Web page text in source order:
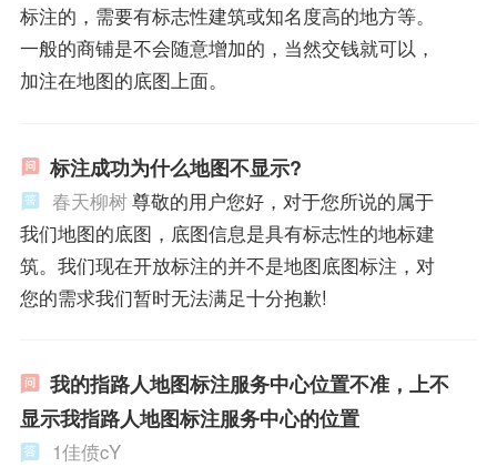
标注的，需要有标志性建筑或知名度高的地方等。
一般的商铺是不会随意增加的，当然交钱就可以，
加注在地图的底图上面。
标注成功为什么地图不显示?
春天柳树尊敬的用户您好，对于您所说的属于
我们地图的底图，底图信息是具有标志性的地标建
筑。我们现在开放标注的并不是地图底图标注，对
您的需求我们暂时无法满足十分抱歉!
我的指路人地图标注服务中心位置不准，上不
显示我指路人地图标注服务中心的位置
1佳偾cY